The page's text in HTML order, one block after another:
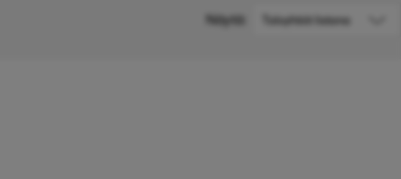
Näytä: